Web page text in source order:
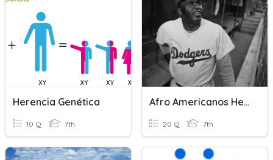
Herencia Genética
10 Q 7th
Afro Americanos Herencia
20 Q 7th